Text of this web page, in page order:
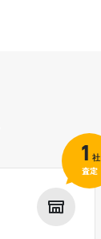
1 社
査定